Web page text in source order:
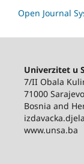
Open Journal
Univerzitet u
7/II Obala
71000 Sarajevo
Bosnia and
www.unsa.ba